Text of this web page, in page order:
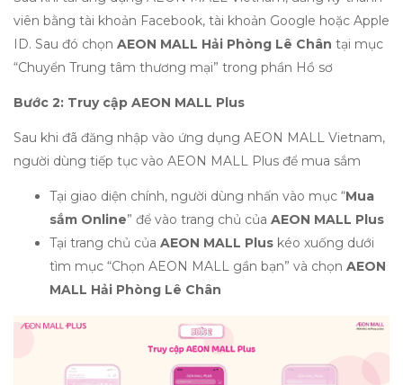
viên bằng tài khoản Facebook, tài khoản Google hoặc Apple
ID. Sau đó chọn AEON MALL Hải Phòng Lê Chân tại mục
“Chuyển Trung tâm thương mại” trong phần Hồ sơ
Bước 2: Truy cập AEON MALL Plus
Sau khi đã đăng nhập vào ứng dụng AEON MALL Vietnam,
người dùng tiếp tục vào AEON MALL Plus để mua sắm
Tại giao diện chính, người dùng nhấn vào mục “Mua
sắm Online” để vào trang chủ của AEON MALL Plus
Tại trang chủ của AEON MALL Plus kéo xuống dưới
tìm mục “Chọn AEON MALL gần bạn” và chọn AEON
MALL Hải Phòng Lê Chân